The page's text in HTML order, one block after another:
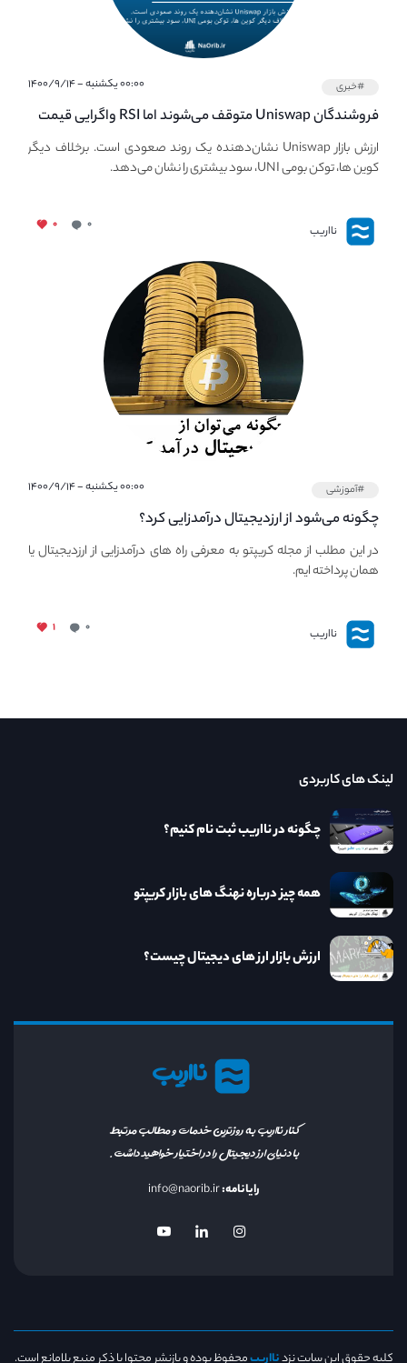
#خبری ۰۰:۰۰ یکشنبه - ۱۴۰۰/۹/۱۴
فروشندگان Uniswap متوقف می‌شوند اما RSI واگرایی قیمت
UNI نزولی را توسعه می‌دهد.
ارزش بازار Uniswap نشان‌دهنده یک روند صعودی است. برخلاف دیگر
کوین ها، توکن بومی UNI، سود بیشتری را نشان می‌دهد.
نااریب ۰ ۰
#آموزشی ۰۰:۰۰ یکشنبه - ۱۴۰۰/۹/۱۴
چگونه می‌شود از ارزدیجیتال درآمدزایی کرد؟
در این مطلب از مجله کریپتو به معرفی راه های درآمدزایی از ارزدیجیتال یا
همان پرداخته ایم.
نااریب ۰ ۱
نااریب
کنار نااریب به روزترین خدمات و مطالب مرتبط
با دنیای ارز دیجیتال را در اختیار خواهید داشت.
رایانامه:info@naorib.ir
لینک های کاربردی
چگونه در نااریب ثبت نام کنیم؟
همه چیز درباره نهنگ های بازار کریپتو
ارزش بازار ارز های دیجیتال چیست؟
کلیه حقوق این سایت نزدنااریبمحفوظ بوده و بازنشر محتوا با ذکر منبع بلامانع است.